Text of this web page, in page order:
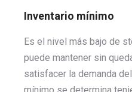
Inventario mínimo
Es el nivel más bajo de
puede mantener sin
satisfacer la demanda